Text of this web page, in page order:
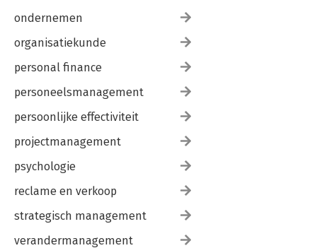
ondernemen
organisatiekunde
personal finance
personeelsmanagement
persoonlijke effectiviteit
projectmanagement
psychologie
reclame en verkoop
strategisch management
verandermanagement